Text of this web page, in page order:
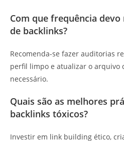
Com que frequência
de backlinks?
Recomenda-se fazer auditorias
perfil limpo e atualizar o arquivo
necessário.
Quais são as melhores
backlinks tóxicos?
Investir em link building ético,